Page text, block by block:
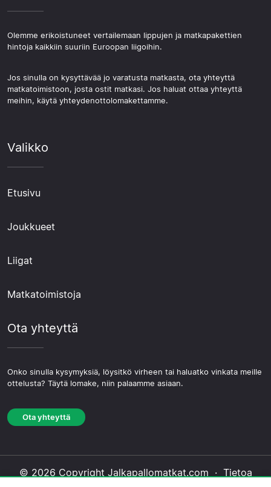
Olemme erikoistuneet vertailemaan lippujen ja matkapakettien
hintoja kaikkiin suuriin Euroopan liigoihin.
Jos sinulla on kysyttävää jo varatusta matkasta, ota yhteyttä
matkatoimistoon, josta ostit matkasi. Jos haluat ottaa yhteyttä
meihin, käytä yhteydenottolomakettamme.
Valikko
Etusivu
Joukkueet
Liigat
Matkatoimistoja
Ota yhteyttä
Onko sinulla kysymyksiä, löysitkö virheen tai haluatko vinkata meille
ottelusta? Täytä lomake, niin palaamme asiaan.
Ota yhteyttä
© 2026 Copyright Jalkapallomatkat.com · Tietoa